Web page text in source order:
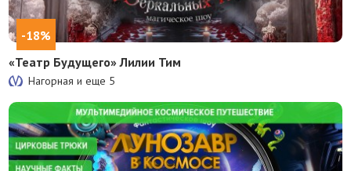
-18%
«Театр Будущего» Лилии Тим
Нагорная и еще 5